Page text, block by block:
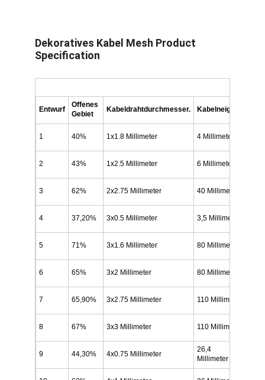
Startseite
Über uns
Fabrik Tour
Qualitätskontrolle
Kontakt
Nachrichten
Alle Fälle
Dekoratives Kabel Mesh Product
Specification
Entwurf
Offenes
Gebiet
Kabeldrahtdurchmesser. Kabelneigung
1 40% 1x1.8 Millimeter 4 Millimeter
2 43% 1x2.5 Millimeter 6 Millimeter
3 62% 2x2.75 Millimeter 40 Millimeter
4 37,20% 3x0.5 Millimeter 3,5 Millimeter
5 71% 3x1.6 Millimeter 80 Millimeter
6 65% 3x2 Millimeter 80 Millimeter
7 65,90% 3x2.75 Millimeter 110 Millimeter
8 67% 3x3 Millimeter 110 Millimeter
9 44,30% 4x0.75 Millimeter
26,4
Millimeter